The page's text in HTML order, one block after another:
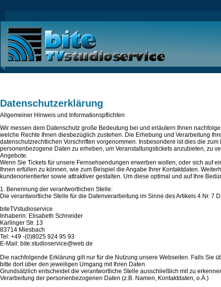
Datenschutzerklärung
Allgemeiner Hinweis und Informationspflichten
Wir messen dem Datenschutz große Bedeutung bei und erläutern Ihnen
welche Rechte Ihnen diesbezüglich zustehen. Die Erhebung und Verarbeitung
datenschutzrechtlichen Vorschriften vorgenommen. Insbesondere ist dies die
personenbezogene Daten zu erheben, um Veranstaltungstickets anzubieten, zu
Angebote.
Wenn Sie Tickets für unsere Fernsehsendungen erwerben wollen, oder sich auf
Ihnen erfüllen zu können, wie zum Beispiel die Angabe Ihrer Kontaktdaten.
kundenorientierter sowie attraktiver gestalten. Um diese optimal und auf Ihre
1. Benennung der verantwortlichen Stelle:
Die verantwortliche Stelle für die Datenverarbeitung im Sinne des Artikels 4 Nr. 7
biteTVstudioservice
Inhaberin: Elisabeth Schneider
Karlinger Str. 13
83714 Miesbach
Tel: +49 -(0)8025 924 95 93
E-Mail: bite.studioservice@web.de
Die nachfolgende Erklärung gilt nur für die Nutzung unsere Webseiten. Falls Sie
bitte dort über den jeweiligen Umgang mit Ihren Daten.
Grundsätzlich entscheidet die verantwortliche Stelle ausschließlich mit zu
Verarbeitung der personenbezogenen Daten (z.B. Namen, Kontaktdaten, o.Ä.)